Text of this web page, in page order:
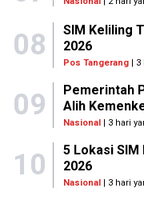
08
SIM Keliling
2026
Pos Tangerang| 3
09
Pemerintah
Alih
Nasional| 3 hari
10
5 Lokasi
2026
Nasional| 3 hari